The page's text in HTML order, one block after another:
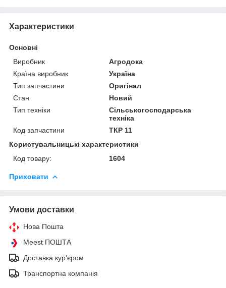
Характеристики
Основні
Виробник
Агродока
Країна виробник
Україна
Тип запчастини
Оригінал
Стан
Новий
Тип техніки
Сільськогосподарська
техніка
Код запчастини
ТКР 11
Користувальницькі характеристики
Код товару:
1604
Приховати
Умови доставки
Нова Пошта
Meest ПОШТА
Доставка кур'єром
Транспортна компанія